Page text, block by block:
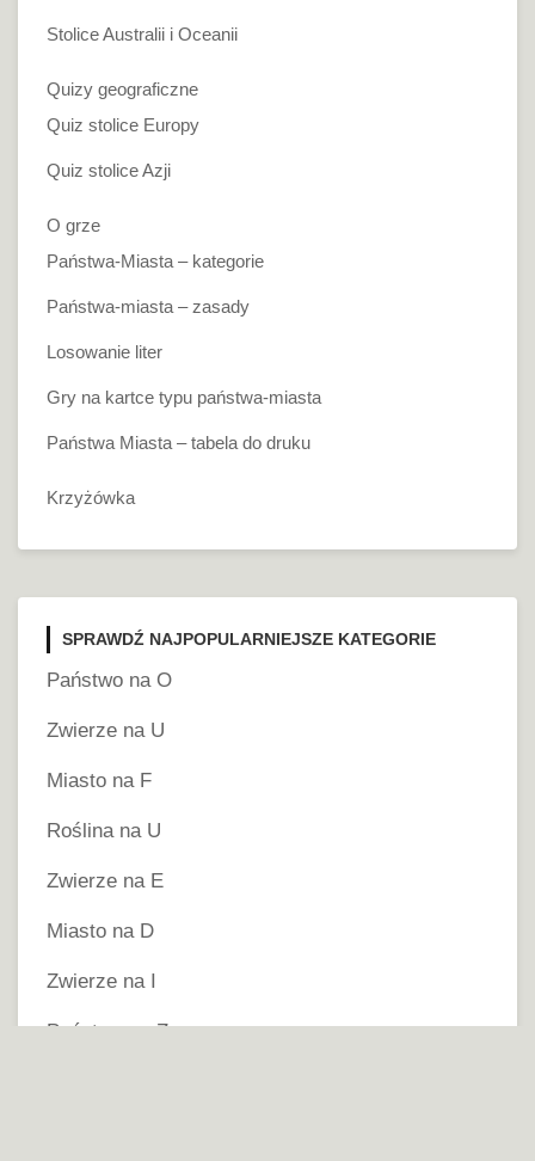
Stolice Australii i Oceanii
Quizy geograficzne
Quiz stolice Europy
Quiz stolice Azji
O grze
Państwa-Miasta – kategorie
Państwa-miasta – zasady
Losowanie liter
Gry na kartce typu państwa-miasta
Państwa Miasta – tabela do druku
Krzyżówka
SPRAWDŹ NAJPOPULARNIEJSZE KATEGORIE
Państwo na O
Zwierze na U
Miasto na F
Roślina na U
Zwierze na E
Miasto na D
Zwierze na I
Państwo na Z